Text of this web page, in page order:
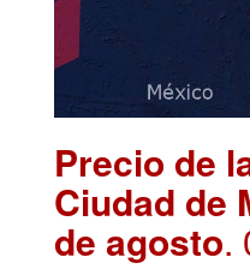
Precio de
Ciudad de
de agosto.